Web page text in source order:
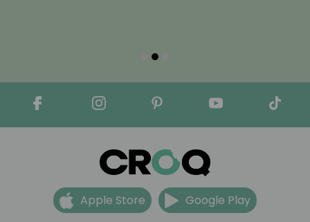
Apple Store Google Play